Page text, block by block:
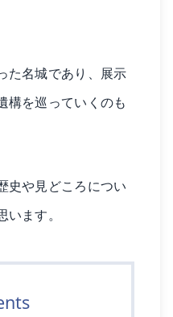
た名城であり、展示
構を巡っていくのも
史や見どころについ
ます。